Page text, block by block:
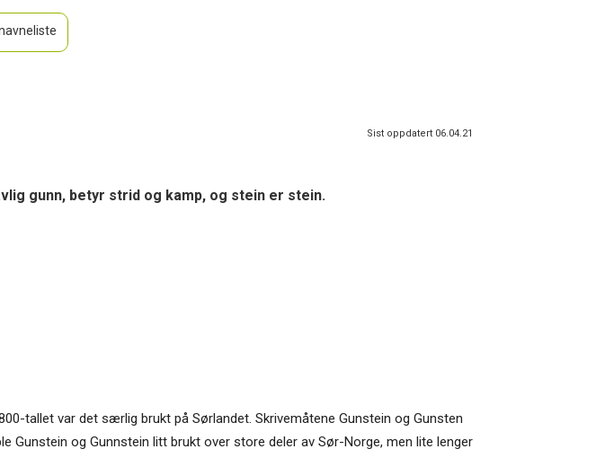
Sist oppdatert 06.04.21
gunn, betyr strid og kamp, og stein er stein.
tallet var det særlig brukt på Sørlandet. Skrivemåtene Gunstein og Gunsten
Gunstein og Gunnstein litt brukt over store deler av Sør-Norge, men lite lenger